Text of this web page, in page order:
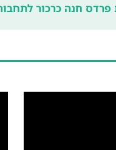
פרדס חנה כרכור